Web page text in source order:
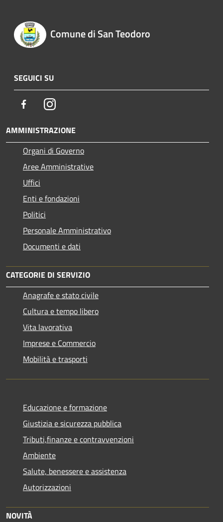
Comune di San Teodoro
SEGUICI SU
FacebookInstagram
AMMINISTRAZIONE
Organi di Governo
Aree Amministrative
Uffici
Enti e fondazioni
Politici
Personale Amministrativo
Documenti e dati
CATEGORIE DI SERVIZIO
Anagrafe e stato civile
Cultura e tempo libero
Vita lavorativa
Imprese e Commercio
Mobilità e trasporti
Educazione e formazione
Giustizia e sicurezza pubblica
Tributi,finanze e contravvenzioni
Ambiente
Salute, benessere e assistenza
Autorizzazioni
NOVITÀ